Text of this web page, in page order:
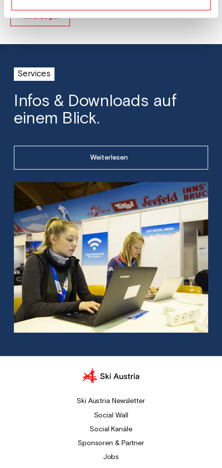
Alle anzeigen
Services
Infos & Downloads auf
einem Blick.
Weiterlesen
Ski Austria Newsletter
Social Wall
Social Kanäle
Sponsoren & Partner
Jobs